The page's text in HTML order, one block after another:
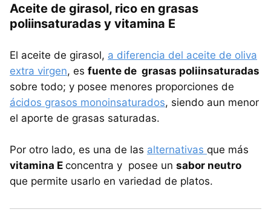
Aceite de girasol, rico en grasas
poliinsaturadas y vitamina E
El aceite de girasol, a diferencia del aceite de oliva
extra virgen, es fuente de grasas poliinsaturadas
sobre todo; y posee menores proporciones de
ácidos grasos monoinsaturados, siendo aun menor
el aporte de grasas saturadas.
Por otro lado, es una de las alternativas que más
vitamina E concentra y posee un sabor neutro
que permite usarlo en variedad de platos.